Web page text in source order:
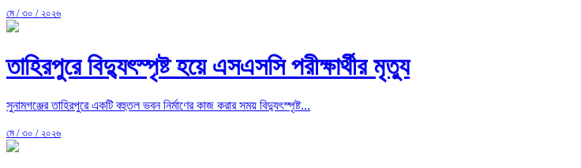
মে / ৩০ / ২০২৬
তাহিরপুরে বিদ্যুৎস্পৃষ্ট হয়ে এসএসসি পরীক্ষার্থীর মৃত্যু
সুনামগঞ্জের তাহিরপুরে একটি বহুতল ভবন নির্মাণের কাজ করার সময় বিদ্যুৎস্পৃষ্ট...
মে / ৩০ / ২০২৬